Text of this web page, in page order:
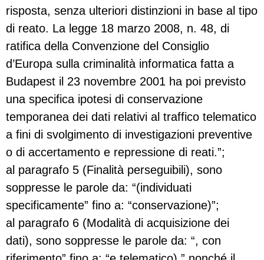
risposta, senza ulteriori distinzioni in base al tipo
di reato. La legge 18 marzo 2008, n. 48, di
ratifica della Convenzione del Consiglio
d’Europa sulla criminalità informatica fatta a
Budapest il 23 novembre 2001 ha poi previsto
una specifica ipotesi di conservazione
temporanea dei dati relativi al traffico telematico
a fini di svolgimento di investigazioni preventive
o di accertamento e repressione di reati.”;
al paragrafo 5 (Finalità perseguibili), sono
soppresse le parole da: “(individuati
specificamente” fino a: “conservazione)”;
al paragrafo 6 (Modalità di acquisizione dei
dati), sono soppresse le parole da: “, con